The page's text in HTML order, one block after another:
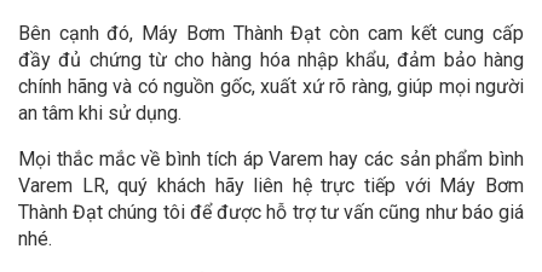
Bên cạnh đó, Máy Bơm Thành Đạt còn cam kết cung cấp
đầy đủ chứng từ cho hàng hóa nhập khẩu, đảm bảo hàng
chính hãng và có nguồn gốc, xuất xứ rõ ràng, giúp mọi người
an tâm khi sử dụng.
Mọi thắc mắc về bình tích áp Varem hay các sản phẩm bình
Varem LR, quý khách hãy liên hệ trực tiếp với Máy Bơm
Thành Đạt chúng tôi để được hỗ trợ tư vấn cũng như báo giá
nhé.